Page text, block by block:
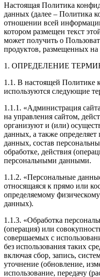
Настоящая Политика
данных (далее – Политика
отношении всей
котором размещен текст
может получить о
продуктов, размещенных на
1. ОПРЕДЕЛЕНИЕ
1.1. В настоящей Политике
используются следующие
1.1.1. «Администрация
на управления сайтом,
организуют и (или)
данных, а также
данных, состав
обработке, действия
персональными данными.
1.1.2. «Персональные
относящаяся к прямо или
определяемому
данных).
1.1.3. «Обработка
(операция) или
совершаемых с
без использования таких
включая сбор, запись,
уточнение (обновление,
использование, передачу